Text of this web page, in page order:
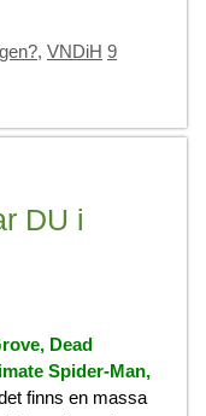
, VNDiH 9
DU i
Dead
Spider-Man,
finns en massa